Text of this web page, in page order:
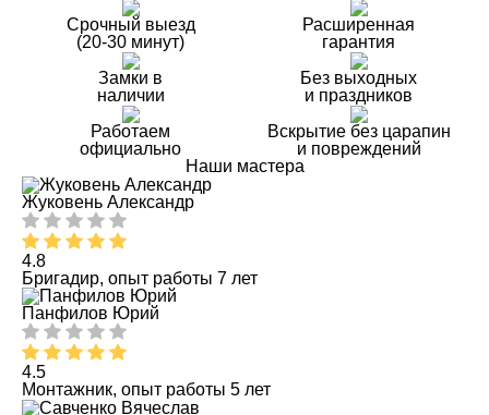
Срочный выезд
(20-30 минут)
Расширенная
гарантия
Замки в
наличии
Без выходных
и праздников
Работаем
официально
Вскрытие без царапин
и повреждений
Наши мастера
Жуковень Александр
4.8
Бригадир, опыт работы 7 лет
Панфилов Юрий
4.5
Монтажник, опыт работы 5 лет